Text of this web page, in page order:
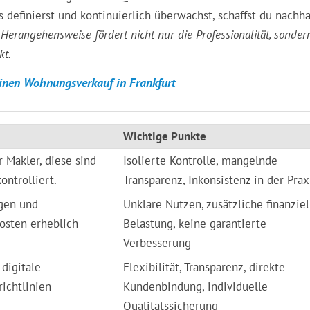
definierst und kontinuierlich überwachst, schaffst du
fördert nicht nur die Professionalität,
Wohnungsverkauf in Frankfurt
Wichtige Punkte
Makler, diese sind
Isolierte Kontrolle, mangelnde
Transparenz, Inkonsistenz in der
und
erheblich
Unklare Nutzen, zusätzliche
Belastung, keine garantierte
Verbesserung
digitale
Flexibilität, Transparenz, direkte
Kundenbindung, individuelle
Qualitätssicherung